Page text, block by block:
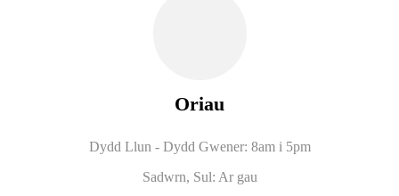
Oriau
Dydd Llun - Dydd Gwener: 8am i 5pm
Sadwrn, Sul: Ar gau